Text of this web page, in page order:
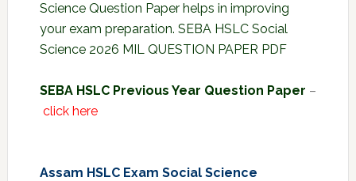
Science Question Paper helps in improving
your exam preparation. SEBA HSLC Social
Science 2026 MIL QUESTION PAPER PDF
SEBA HSLC Previous Year Question Paper –
click here
Assam HSLC Exam Social Science